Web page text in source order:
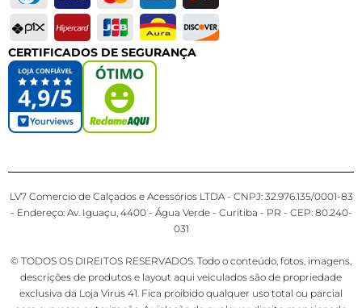
CERTIFICADOS DE SEGURANÇA
LV7 Comercio de Calçados e Acessórios LTDA - CNPJ: 32.976.135/0001-83
- Endereço: Av. Iguaçu, 4400 - Água Verde - Curitiba - PR - CEP: 80.240-
031
© TODOS OS DIREITOS RESERVADOS. Todo o conteúdo, fotos, imagens,
descrições de produtos e layout aqui veiculados são de propriedade
exclusiva da Loja Virus 41. Fica proibido qualquer uso total ou parcial